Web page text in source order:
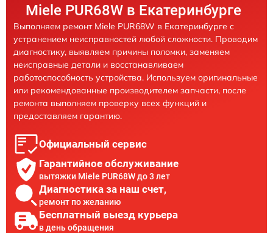
Miele PUR68W в Екатеринбурге
Выполняем ремонт Miele PUR68W в Екатеринбурге с
устранением неисправностей любой сложности. Проводим
диагностику, выявляем причины поломки, заменяем
неисправные детали и восстанавливаем
работоспособность устройства. Используем оригинальные
или рекомендованные производителем запчасти, после
ремонта выполняем проверку всех функций и
предоставляем гарантию.
Официальный сервис
Гарантийное обслуживание
вытяжки Miele PUR68W до 3 лет
Диагностика за наш счет,
ремонт по желанию
Бесплатный выезд курьера
в день обращения